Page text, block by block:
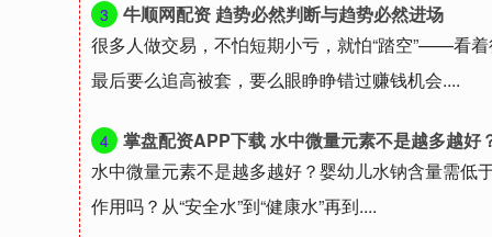
3
牛顺网配资 趋势必然判断与趋势必然进场
很多人做交易，不怕短期小亏，就怕“踏空”——看
最后要么追高被套，要么眼睁睁错过赚钱机会....
4
掌盘配资APP下载 水中微量元素不是越多越好？
水中微量元素不是越多越好？婴幼儿水钠含量需低
作用吗？从“安全水”到“健康水”再到....